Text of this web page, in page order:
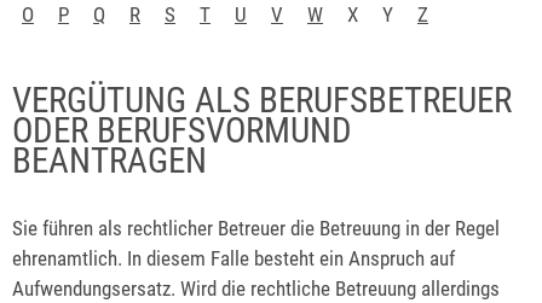
O
P Q R S T U V W X Y Z
VERGÜTUNG ALS BERUFSBETREUER
ODER BERUFSVORMUND
BEANTRAGEN
Sie führen als rechtlicher Betreuer die Betreuung in der Regel
ehrenamtlich. In diesem Falle besteht ein Anspruch auf
Aufwendungsersatz. Wird die rechtliche Betreuung allerdings